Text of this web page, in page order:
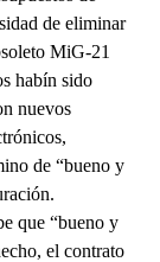
de eliminar
MiG-21
habín sido
nuevos
de “bueno y
que “bueno y
el contrato